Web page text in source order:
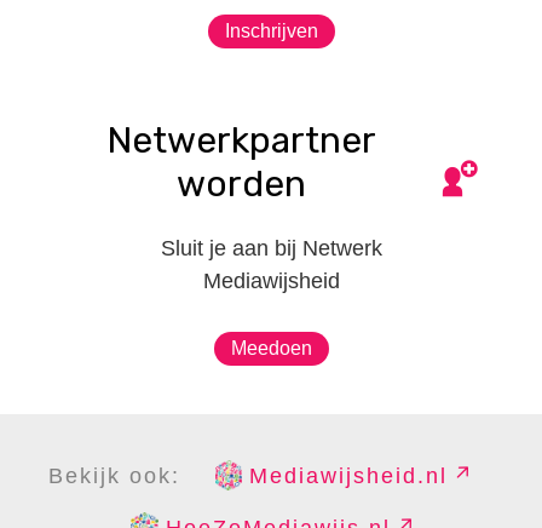
Inschrijven
Netwerkpartner
worden
Sluit je aan bij Netwerk
Mediawijsheid
Meedoen
Bekijk ook: Mediawijsheid.nl